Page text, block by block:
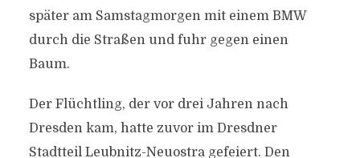
später am Samstagmorgen mit einem BMW
durch die Straßen und fuhr gegen einen
Baum.
Der Flüchtling, der vor drei Jahren nach
Dresden kam, hatte zuvor im Dresdner
Stadtteil Leubnitz-Neuostra gefeiert. Den